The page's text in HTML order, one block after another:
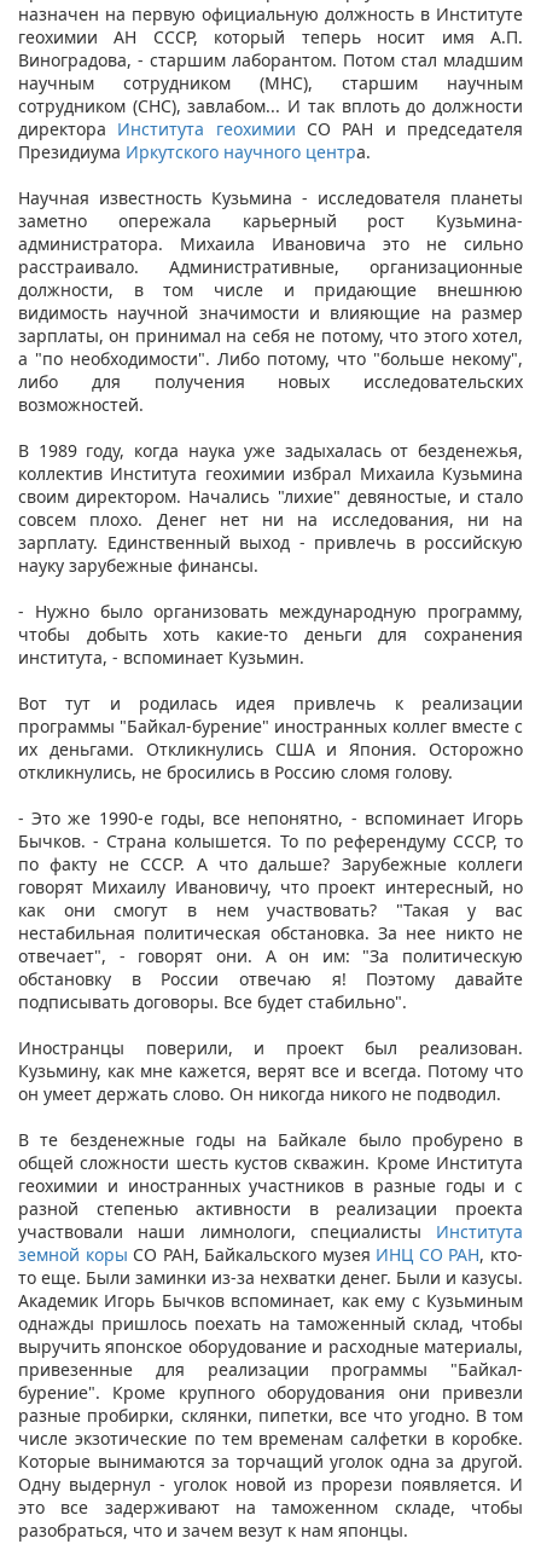
назначен на первую официальную должность в Институте
геохимии АН СССР, который теперь носит имя А.П.
Виноградова, - старшим лаборантом. Потом стал младшим
научным сотрудником (МНС), старшим научным
сотрудником (СНС), завлабом... И так вплоть до должности
директора Института геохимии СО РАН и председателя
Президиума Иркутского научного центра.
Научная известность Кузьмина - исследователя планеты
заметно опережала карьерный рост Кузьмина-
администратора. Михаила Ивановича это не сильно
расстраивало. Административные, организационные
должности, в том числе и придающие внешнюю
видимость научной значимости и влияющие на размер
зарплаты, он принимал на себя не потому, что этого хотел,
а "по необходимости". Либо потому, что "больше некому",
либо для получения новых исследовательских
возможностей.
В 1989 году, когда наука уже задыхалась от безденежья,
коллектив Института геохимии избрал Михаила Кузьмина
своим директором. Начались "лихие" девяностые, и стало
совсем плохо. Денег нет ни на исследования, ни на
зарплату. Единственный выход - привлечь в российскую
науку зарубежные финансы.
- Нужно было организовать международную программу,
чтобы добыть хоть какие-то деньги для сохранения
института, - вспоминает Кузьмин.
Вот тут и родилась идея привлечь к реализации
программы "Байкал-бурение" иностранных коллег вместе с
их деньгами. Откликнулись США и Япония. Осторожно
откликнулись, не бросились в Россию сломя голову.
- Это же 1990-е годы, все непонятно, - вспоминает Игорь
Бычков. - Страна колышется. То по референдуму СССР, то
по факту не СССР. А что дальше? Зарубежные коллеги
говорят Михаилу Ивановичу, что проект интересный, но
как они смогут в нем участвовать? "Такая у вас
нестабильная политическая обстановка. За нее никто не
отвечает", - говорят они. А он им: "За политическую
обстановку в России отвечаю я! Поэтому давайте
подписывать договоры. Все будет стабильно".
Иностранцы поверили, и проект был реализован.
Кузьмину, как мне кажется, верят все и всегда. Потому что
он умеет держать слово. Он никогда никого не подводил.
В те безденежные годы на Байкале было пробурено в
общей сложности шесть кустов скважин. Кроме Института
геохимии и иностранных участников в разные годы и с
разной степенью активности в реализации проекта
участвовали наши лимнологи, специалисты Института
земной коры СО РАН, Байкальского музея ИНЦ СО РАН, кто-
то еще. Были заминки из-за нехватки денег. Были и казусы.
Академик Игорь Бычков вспоминает, как ему с Кузьминым
однажды пришлось поехать на таможенный склад, чтобы
выручить японское оборудование и расходные материалы,
привезенные для реализации программы "Байкал-
бурение". Кроме крупного оборудования они привезли
разные пробирки, склянки, пипетки, все что угодно. В том
числе экзотические по тем временам салфетки в коробке.
Которые вынимаются за торчащий уголок одна за другой.
Одну выдернул - уголок новой из прорези появляется. И
это все задерживают на таможенном складе, чтобы
разобраться, что и зачем везут к нам японцы.